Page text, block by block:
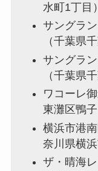
水町1丁目）
サングラ
（千葉県
サングラ
（千葉県
ワコーレ
東灘区鴨子
横浜市港
奈川県横
ザ・晴海